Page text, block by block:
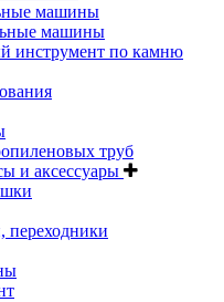
машины
машины
инструмент по камню
труб
и аксессуары
переходники